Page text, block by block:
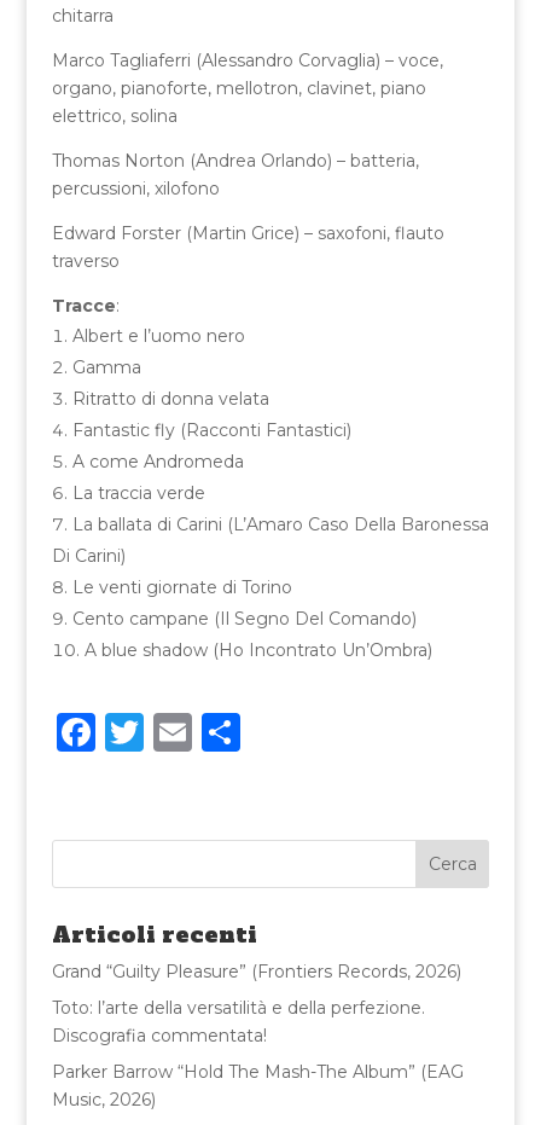
chitarra
Marco Tagliaferri (Alessandro Corvaglia) – voce,
organo, pianoforte, mellotron, clavinet, piano
elettrico, solina
Thomas Norton (Andrea Orlando) – batteria,
percussioni, xilofono
Edward Forster (Martin Grice) – saxofoni, flauto
traverso
Tracce:
Albert e l’uomo nero
Gamma
Ritratto di donna velata
Fantastic fly (Racconti Fantastici)
A come Andromeda
La traccia verde
La ballata di Carini (L’Amaro Caso Della Baronessa
Di Carini)
Le venti giornate di Torino
Cento campane (Il Segno Del Comando)
A blue shadow (Ho Incontrato Un’Ombra)
F
e
b
o
o
k
T
te
r
E
l
C
di
vi
di
Articoli recenti
Grand “Guilty Pleasure” (Frontiers Records, 2026)
Toto: l’arte della versatilità e della perfezione.
Discografia commentata!
Parker Barrow “Hold The Mash-The Album” (EAG
Music, 2026)